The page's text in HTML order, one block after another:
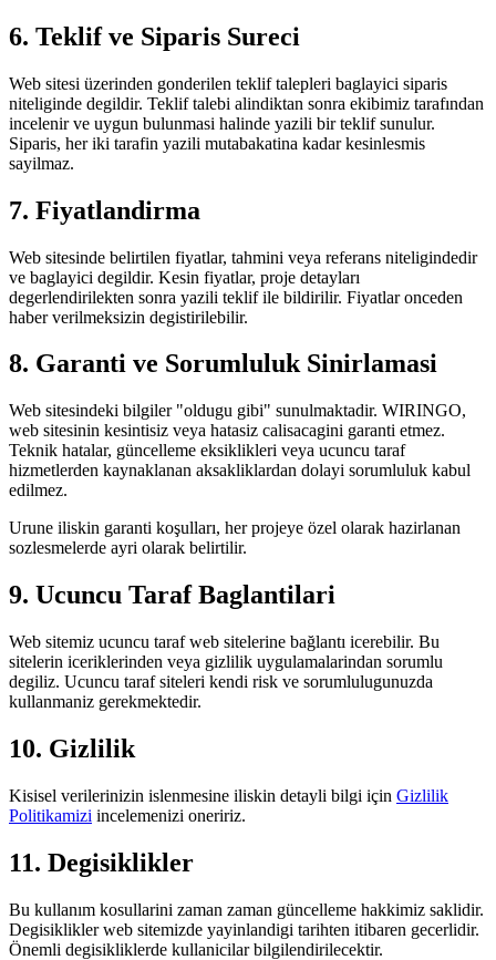
6. Teklif ve Siparis Sureci
Web sitesi üzerinden gonderilen teklif talepleri baglayici siparis
niteliginde degildir. Teklif talebi alindiktan sonra ekibimiz tarafından
incelenir ve uygun bulunmasi halinde yazili bir teklif sunulur.
Siparis, her iki tarafin yazili mutabakatina kadar kesinlesmis
sayilmaz.
7. Fiyatlandirma
Web sitesinde belirtilen fiyatlar, tahmini veya referans niteligindedir
ve baglayici degildir. Kesin fiyatlar, proje detayları
degerlendirilekten sonra yazili teklif ile bildirilir. Fiyatlar onceden
haber verilmeksizin degistirilebilir.
8. Garanti ve Sorumluluk Sinirlamasi
Web sitesindeki bilgiler "oldugu gibi" sunulmaktadir. WIRINGO,
web sitesinin kesintisiz veya hatasiz calisacagini garanti etmez.
Teknik hatalar, güncelleme eksiklikleri veya ucuncu taraf
hizmetlerden kaynaklanan aksakliklardan dolayi sorumluluk kabul
edilmez.
Urune iliskin garanti koşulları, her projeye özel olarak hazirlanan
sozlesmelerde ayri olarak belirtilir.
9. Ucuncu Taraf Baglantilari
Web sitemiz ucuncu taraf web sitelerine bağlantı icerebilir. Bu
sitelerin iceriklerinden veya gizlilik uygulamalarindan sorumlu
degiliz. Ucuncu taraf siteleri kendi risk ve sorumlulugunuzda
kullanmaniz gerekmektedir.
10. Gizlilik
Kisisel verilerinizin islenmesine iliskin detayli bilgi için Gizlilik
Politikamizi incelemenizi oneririz.
11. Degisiklikler
Bu kullanım kosullarini zaman zaman güncelleme hakkimiz saklidir.
Degisiklikler web sitemizde yayinlandigi tarihten itibaren gecerlidir.
Önemli degisikliklerde kullanicilar bilgilendirilecektir.